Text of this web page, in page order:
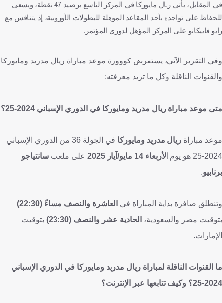
في المقابل، يأتي ريال مايوركا في المركز التاسع برصيد 47 نقطة، ويسعى
للحفاظ على تواجده بأحد المقاعد المؤهلة للبطولات الأوروبية، إذ يتنافس مع
رايو فاييكانو على المركز المؤهل لدوري المؤتمر.
وفي التقرير الآتي، يستعرض كووورة موعد مباراة ريال مدريد ومايوركا
والقنوات الناقلة وكل ما تريد معرفته:
متى موعد مباراة ريال مدريد ومايوركا في الدوري الإسباني 2024-25؟
موعد مباراة ريال مدريد ومايوركا
في الجولة 36 من الدوري الإسباني
2024-25 هو يوم
الأربعاء 14 مايو/آيار 2025 على ملعب سانتياجو
برنابيو.
وتنطلق صافرة بداية المباراة في العاشرة والنصف مساءً (22:30)
بتوقيت مصر والسعودية، الحادية عشر والنصف (23:30)
بتوقيت
الإمارات.
ما القنوات الناقلة لمباراة ريال مدريد ومايوركا في الدوري الإسباني
2024-25؟ وكيف تتابعها عبر الإنترنت؟